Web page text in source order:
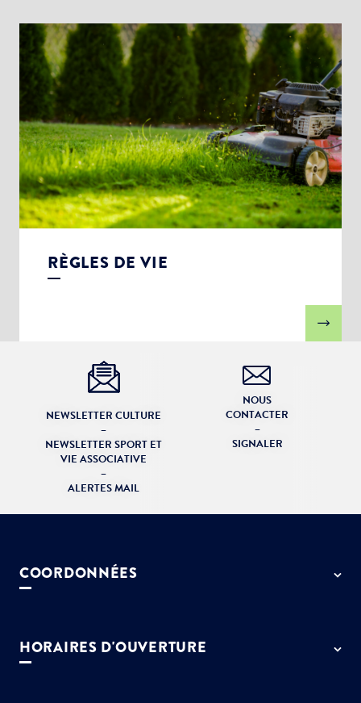
RÈGLES DE VIE
NEWSLETTER CULTURE
–
NEWSLETTER SPORT ET
VIE ASSOCIATIVE
–
ALERTES MAIL
NOUS
CONTACTER
–
SIGNALER
COORDONNÉES
01 64 13 55 55
HORAIRES D'OUVERTURE